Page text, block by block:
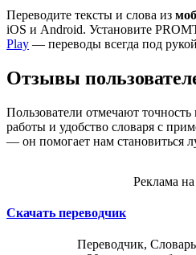
Переводите тексты и слова из
iOS и Android. Установите
Play — переводы всегда под
Отзывы
Пользователи отмечают
работы и удобство словаря с
— он помогает нам становиться
Реклама на
Скачать переводчик
Переводчик,